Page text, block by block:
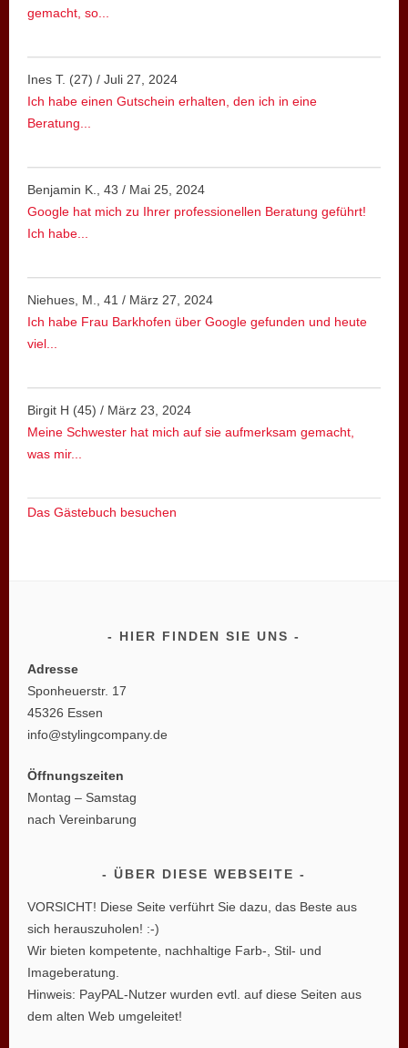
gemacht, so...
Ines T. (27) /Juli 27, 2024
Ich habe einen Gutschein erhalten, den ich in eine
Beratung...
Benjamin K., 43 / Mai 25, 2024
Google hat mich zu Ihrer professionellen Beratung geführt!
Ich habe...
Niehues, M., 41 / März 27, 2024
Ich habe Frau Barkhofen über Google gefunden und heute
viel...
Birgit H (45) / März 23, 2024
Meine Schwester hat mich auf sie aufmerksam gemacht,
was mir...
Das Gästebuch besuchen
HIER FINDEN SIE UNS
Adresse
Sponheuerstr. 17
45326 Essen
info@stylingcompany.de
Öffnungszeiten
Montag – Samstag
nach Vereinbarung
ÜBER DIESE WEBSEITE
VORSICHT! Diese Seite verführt Sie dazu, das Beste aus
sich herauszuholen! :-)
Wir bieten kompetente, nachhaltige Farb-, Stil- und
Imageberatung.
Hinweis: PayPAL-Nutzer wurden evtl. auf diese Seiten aus
dem alten Web umgeleitet!